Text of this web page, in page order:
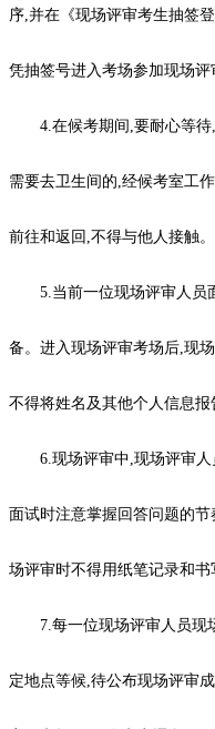
序,并在《现场评审考生抽签
凭抽签号进入考场参加现场评
4.在候考期间,要耐心等
需要去卫生间的,经候考室工
前往和返回,不得与他人接触。
5.当前一位现场评审人员
备。进入现场评审考场后,现
不得将姓名及其他个人信息报
6.现场评审中,现场评审
面试时注意掌握回答问题的
场评审时不得用纸笔记录和书
7.每一位现场评审人员现
定地点等候,待公布现场评审